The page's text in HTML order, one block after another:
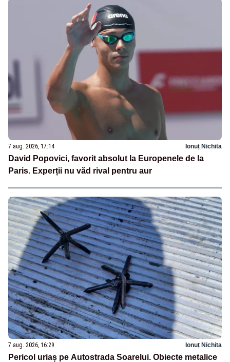
7 aug. 2026, 17:14 Ionuț Nichita
David Popovici, favorit absolut la Europenele de la
Paris. Experții nu văd rival pentru aur
7 aug. 2026, 16:29 Ionuț Nichita
Pericol uriaș pe Autostrada Soarelui. Obiecte metalice